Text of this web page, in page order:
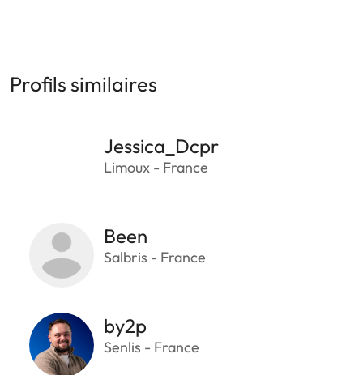
Profils similaires
Jessica_Dcpr
Limoux - France
Been
Salbris - France
by2p
Senlis - France